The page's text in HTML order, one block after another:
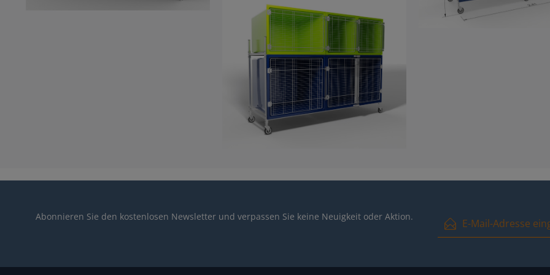
Abonnieren Sie den kostenlosen Newsletter und verpassen Sie keine Neuigkeit oder Aktion. E-Mail-Adresse*